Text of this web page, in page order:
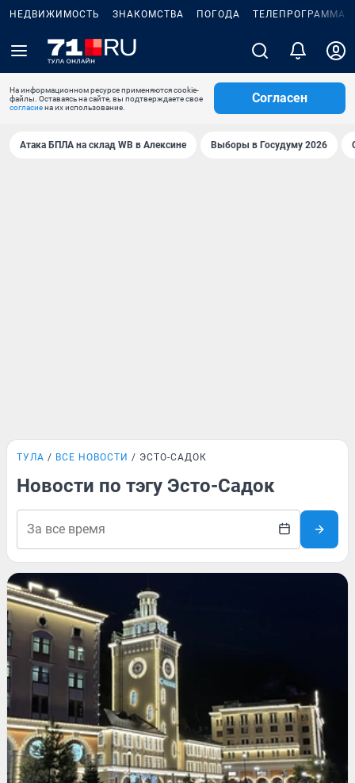
НЕДВИЖИМОСТЬ ЗНАКОМСТВА ПОГОДА ТЕЛЕПРОГРАММА
На информационном ресурсе применяются cookie-
файлы. Оставаясь на сайте, вы подтверждаете свое
согласиена их использование.
Согласен
Атака БПЛА на склад WB в Алексине Выборы в Госудуму 2026
ТУЛА ВСЕ НОВОСТИ ЭСТО-САДОК
Новости по тэгу Эсто-Садок